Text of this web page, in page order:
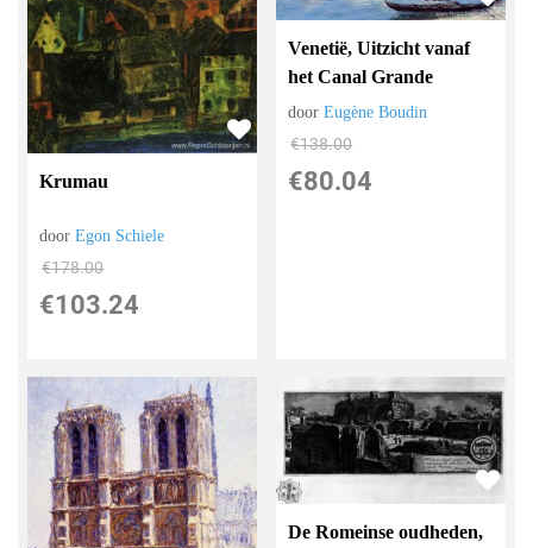
Krumau
doorEgon Schiele
€178.00
€103.24
Venetië, Uitzicht vanaf
het Canal Grande
doorEugène Boudin
€138.00
€80.04
De Romeinse oudheden,